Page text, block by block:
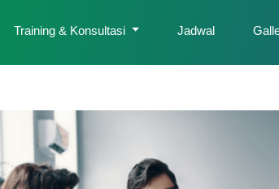
Training & Konsultasi Jadwal